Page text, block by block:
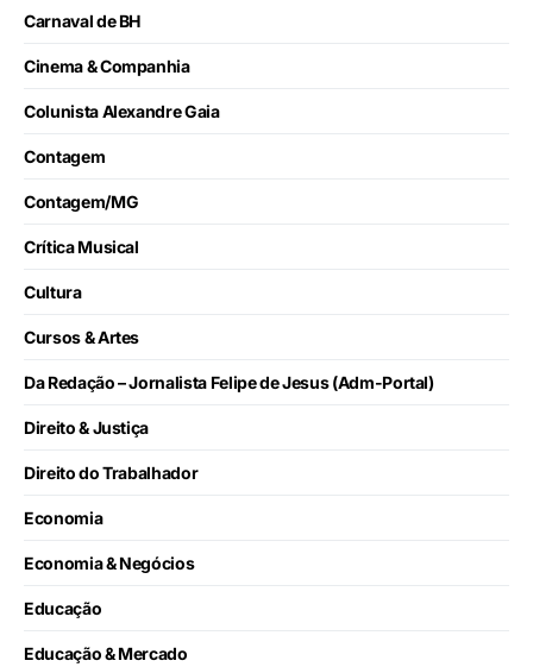
Carnaval de BH
Cinema & Companhia
Colunista Alexandre Gaia
Contagem
Contagem/MG
Crítica Musical
Cultura
Cursos & Artes
Da Redação – Jornalista Felipe de Jesus (Adm-Portal)
Direito & Justiça
Direito do Trabalhador
Economia
Economia & Negócios
Educação
Educação & Mercado